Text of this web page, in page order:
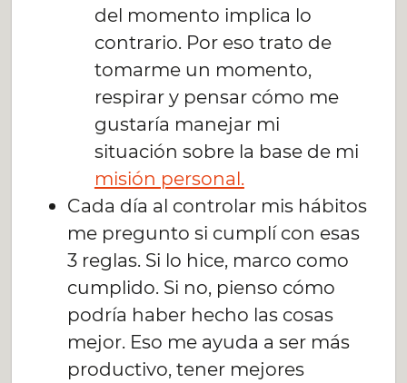
del momento implica lo
contrario. Por eso trato de
tomarme un momento,
respirar y pensar cómo me
gustaría manejar mi
situación sobre la base de mi
misión personal.
Cada día al controlar mis hábitos
me pregunto si cumplí con esas
3 reglas. Si lo hice, marco como
cumplido. Si no, pienso cómo
podría haber hecho las cosas
mejor. Eso me ayuda a ser más
productivo, tener mejores